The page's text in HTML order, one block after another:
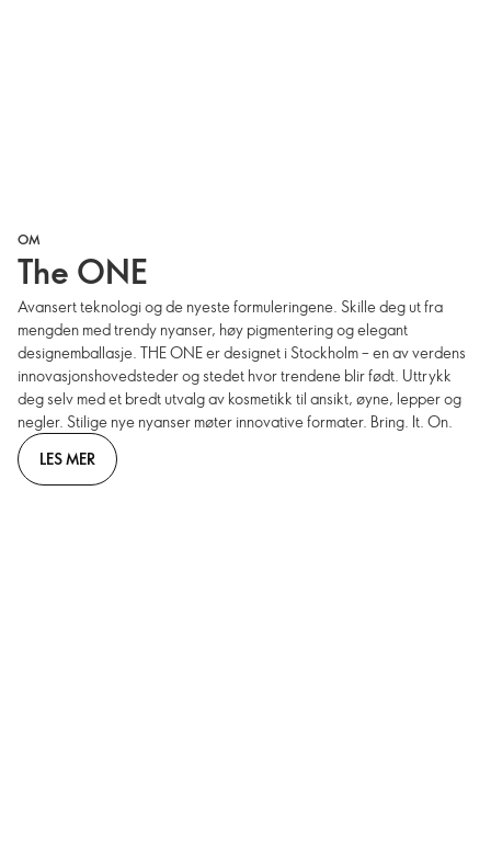
OM
The ONE
Avansert teknologi og de nyeste formuleringene. Skille deg ut fra
mengden med trendy nyanser, høy pigmentering og elegant
designemballasje. THE ONE er designet i Stockholm – en av verdens
innovasjonshovedsteder og stedet hvor trendene blir født. Uttrykk
deg selv med et bredt utvalg av kosmetikk til ansikt, øyne, lepper og
negler. Stilige nye nyanser møter innovative formater. Bring. It. On.
LES MER